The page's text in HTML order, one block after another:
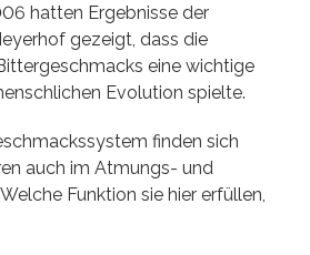
hatten Ergebnisse der
gezeigt, dass die
eine wichtige
Evolution spielte.
finden sich
auch im Atmungs- und
Funktion sie hier erfüllen,